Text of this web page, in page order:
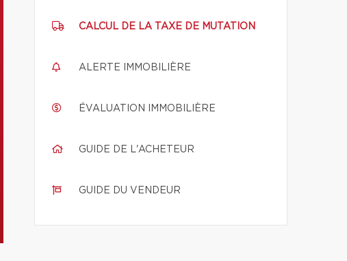
CALCUL DE LA TAXE DE MUTATION
ALERTE IMMOBILIÈRE
ÉVALUATION IMMOBILIÈRE
GUIDE DE L'ACHETEUR
GUIDE DU VENDEUR